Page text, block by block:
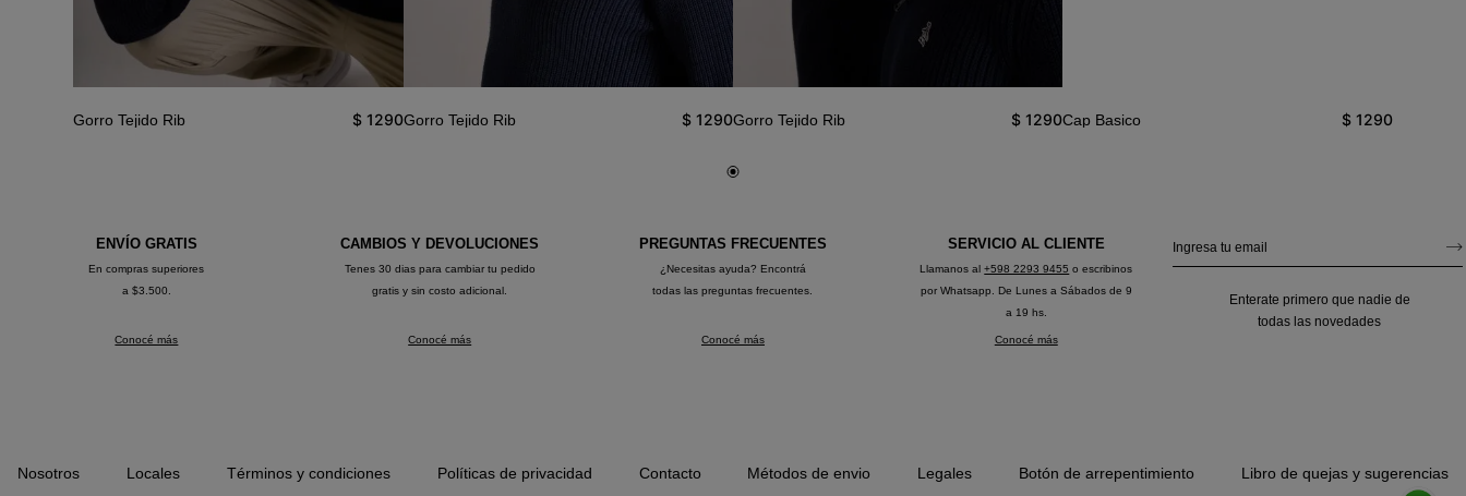
Gorro Tejido Rib $ 1290Gorro Tejido Rib $ 1290Gorro Tejido Rib $ 1290Cap Basico $ 1290
ENVÍO GRATIS
En compras superiores
a $3.500.
Conocé más
CAMBIOS Y DEVOLUCIONES
Tenes 30 dias para cambiar tu pedido
gratis y sin costo adicional.
Conocé más
PREGUNTAS FRECUENTES
¿Necesitas ayuda? Encontrá
todas las preguntas frecuentes.
Conocé más
SERVICIO AL CLIENTE
Llamanos al+598 2293 9455 o escribinos
por Whatsapp. De Lunes a Sábados de 9
a 19 hs.
Conocé más
Enterate primero que nadie de
todas las novedades
Nosotros Locales Términos y condiciones Políticas de privacidad Contacto Métodos de envio Legales Botón de arrepentimiento Libro de quejas y sugerencias